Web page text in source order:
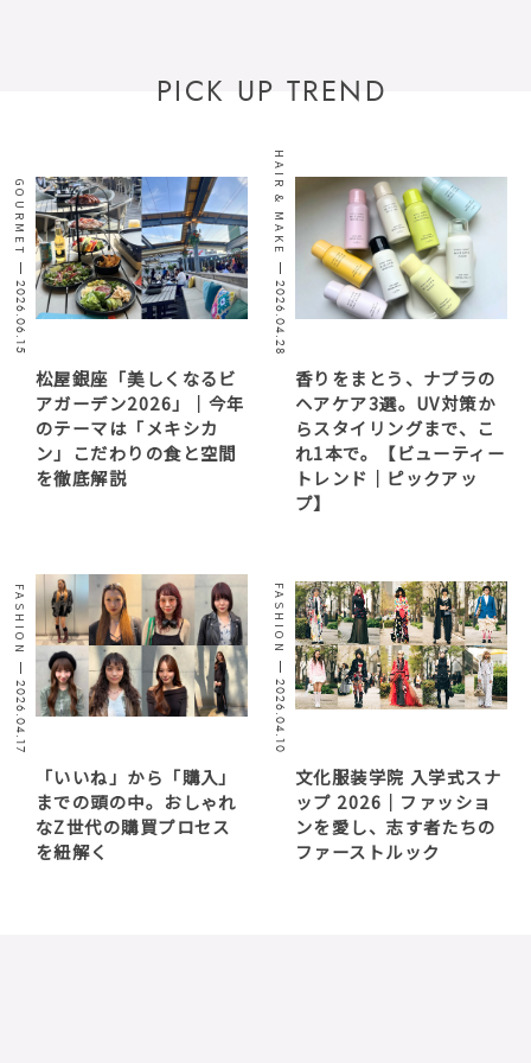
PICK UP TREND
GOURMET
2026.06.15
松屋銀座「美しくなるビ
アガーデン2026」｜今年
のテーマは「メキシカ
ン」こだわりの食と空間
を徹底解説
HAIR & MAKE
2026.04.28
香りをまとう、ナプラの
ヘアケア3選。UV対策か
らスタイリングまで、こ
れ1本で。【ビューティー
トレンド｜ピックアッ
プ】
FASHION
2026.04.17
「いいね」から「購入」
までの頭の中。おしゃれ
なZ世代の購買プロセス
を紐解く
FASHION
2026.04.10
文化服装学院 入学式スナ
ップ 2026｜ファッショ
ンを愛し、志す者たちの
ファーストルック